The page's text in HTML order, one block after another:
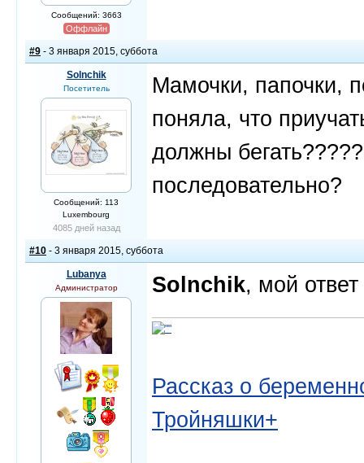
Сообщений: 3663
Оффлайн
#9 - 3 января 2015, суббота
Solnchik
Посетитель
Сообщений: 113
Luxembourg
4085 дней назад
Мамочки, папочки,
поняла, что
должны
последовательно?
#10 - 3 января 2015, суббота
Lubanya
Администратор Solnchik, мой
Рассказ о
Тройняшки+